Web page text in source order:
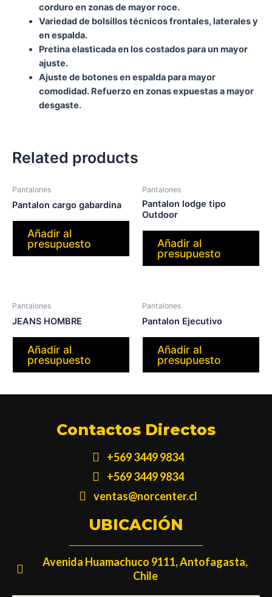
corduro en zonas de mayor roce.
Variedad de bolsillos técnicos frontales, laterales y
en espalda.
Pretina elasticada en los costados para un mayor
ajuste.
Ajuste de botones en espalda para mayor
comodidad. Refuerzo en zonas expuestas a mayor
desgaste.
Related products
Pantalones
Pantalon cargo gabardina
Añadir al
presupuesto
Pantalones
Pantalon lodge tipo
Outdoor
Añadir al
presupuesto
Pantalones
JEANS HOMBRE
Añadir al
presupuesto
Pantalones
Pantalon Ejecutivo
Añadir al
presupuesto
Contactos Directos
+569 3449 9834
+569 3449 9834
ventas@norcenter.cl
UBICACIÓN
Avenida Huamachuco 9111, Antofagasta,
Chile